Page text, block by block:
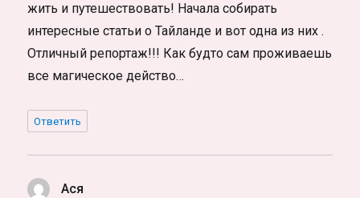
жить и путешествовать! Начала собирать
интересные статьи о Тайланде и вот одна из них .
Отличный репортаж!!! Как будто сам проживаешь
все магическое действо…
Ответить
Ася